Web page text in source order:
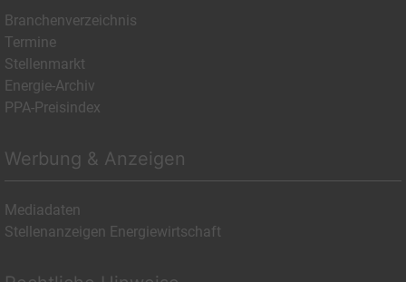
Branchenverzeichnis
Termine
Stellenmarkt
Energie-Archiv
PPA-Preisindex
Werbung & Anzeigen
Mediadaten
Stellenanzeigen Energiewirtschaft